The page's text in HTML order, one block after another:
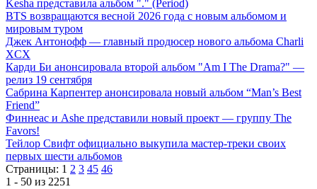
Kesha представила альбом "." (Period)
BTS возвращаются весной 2026 года с новым альбомом и
мировым туром
Джек Антонофф — главный продюсер нового альбома Charli
XCX
Карди Би анонсировала второй альбом "Am I The Drama?" —
релиз 19 сентября
Сабрина Карпентер анонсировала новый альбом “Man’s Best
Friend”
Финнеас и Ashe представили новый проект — группу The
Favors!
Тейлор Свифт официально выкупила мастер-треки своих
первых шести альбомов
Страницы: 1 2 3 45 46
1 - 50 из 2251